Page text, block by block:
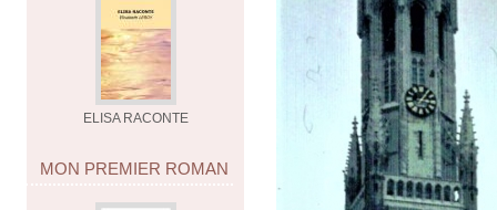
ELISA RACONTE
MON PREMIER ROMAN